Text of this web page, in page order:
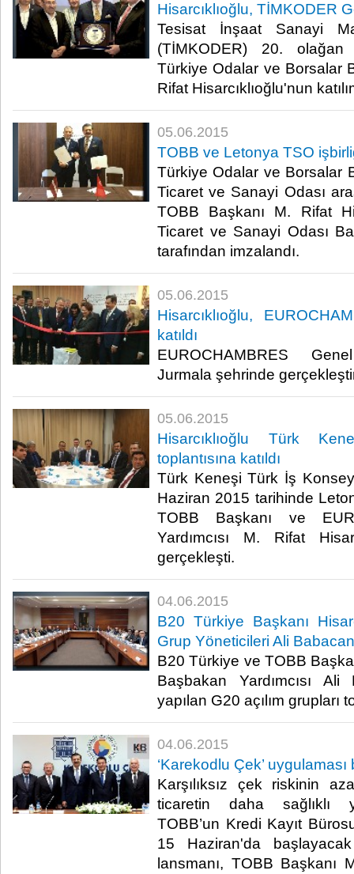
Hisarcıklıoğlu, TİMKODER
Tesisat İnşaat Sanayi
(TİMKODER) 20. olağan
Türkiye Odalar ve Borsalar
Rifat Hisarcıklıoğlu'nun
05.06.2015
TOBB ve Letonya TSO
Türkiye Odalar ve Borsalar
Ticaret ve Sanayi Odası
TOBB Başkanı M. Rifat
Ticaret ve Sanayi Odası
tarafından imzalandı.​
05.06.2015
Hisarcıklıoğlu,
katıldı
EUROCHAMBRES
Jurmala şehrinde
05.06.2015
Hisarcıklıoğlu Türk
toplantısına katıldı
Türk Keneşi Türk İş
Haziran 2015 tarihinde
TOBB Başkanı ve
Yardımcısı M. Rifat
gerçekleşti.​
04.06.2015
B20 Türkiye Başkanı
Grup Yöneticileri Ali
B20 Türkiye ve TOBB
Başbakan Yardımcısı Ali
yapılan G20 açılım grupları
04.06.2015
‘Karekodlu Çek’ uygulaması
Karşılıksız çek riskinin
ticaretin daha sağlıklı
TOBB’un Kredi Kayıt
15 Haziran'da
lansmanı, TOBB Başkanı